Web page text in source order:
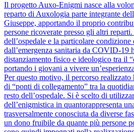
Il progetto Auxo-Enigmi nasce alla
reparto di Auxologia parte integrante
Giuseppe, apportando il proprio
persone ricoverate presso gli altri
dell’ospedale e la particolare
dall’emergenza sanitaria da COVID-19
distanziamento fisico e ideologico tra il
portando i giovani a vivere
Per questo motivo, il percorso
di “ponti di collegamento” tra la
resto dell’ospedale. Si è scelto di
dell’enigmistica in quantorappresenta
trasversalmente conosciuta da diverse
un dono fruibile da quante più persone